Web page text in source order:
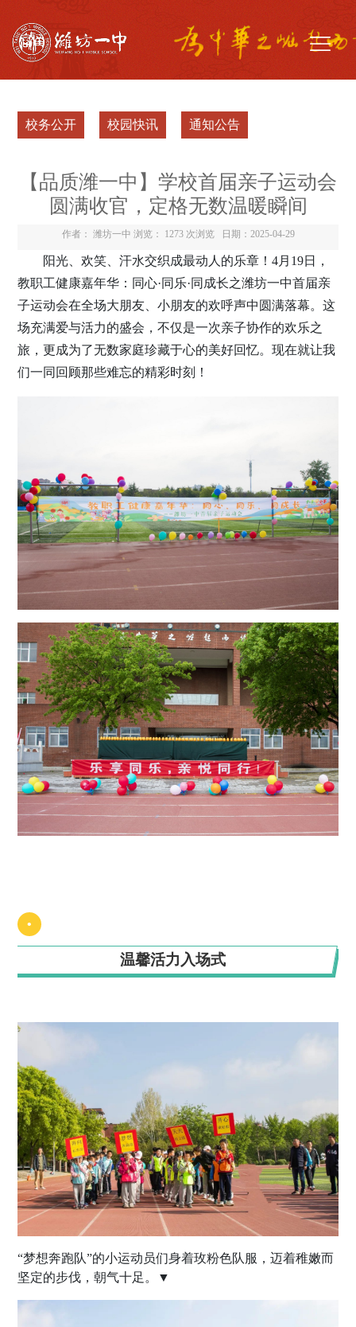
校务公开 校园快讯 通知公告
【品质潍一中】学校首届亲子运动会
圆满收官，定格无数温暖瞬间
作者： 潍坊一中 浏览： 1273 次浏览日期：2025-04-29
阳光、欢笑、汗水交织成最动人的乐章！4月19日，
教职工健康嘉年华：同心·同乐·同成长之潍坊一中首届亲
子运动会在全场大朋友、小朋友的欢呼声中圆满落幕。这
场充满爱与活力的盛会，不仅是一次亲子协作的欢乐之
旅，更成为了无数家庭珍藏于心的美好回忆。现在就让我
们一同回顾那些难忘的精彩时刻！
•
温馨活力入场式
“梦想奔跑队”的小运动员们身着玫粉色队服，迈着稚嫩而
坚定的步伐，朝气十足。▼